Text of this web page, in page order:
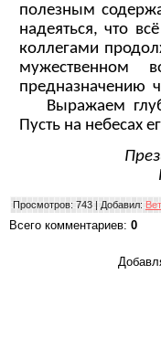
полезным
надеяться, что
коллегами
мужественном
предназначению
Выражаем
Пусть на небесах
Просмотров: 743 | Добавил:
Всего комментариев: 0